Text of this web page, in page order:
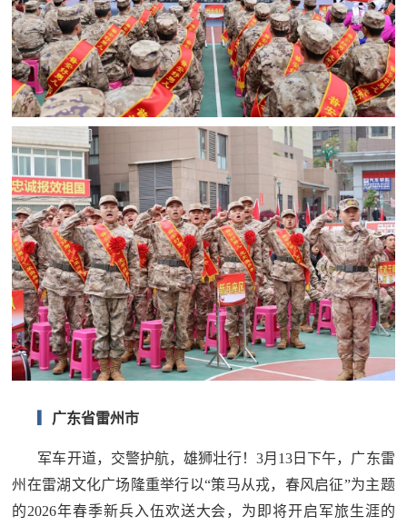
广东省雷州市
军车开道，交警护航，雄狮壮行！3月13日下午，广东雷
州在雷湖文化广场隆重举行以“策马从戎，春风启征”为主题
的2026年春季新兵入伍欢送大会，为即将开启军旅生涯的